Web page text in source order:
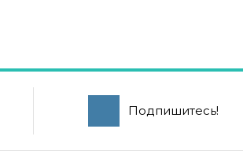
Подпишитесь!